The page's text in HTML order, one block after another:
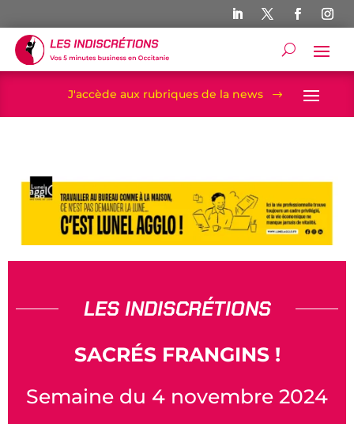
$
J'accède aux rubriques de la news
LES INDISCRÉTIONS
SACRÉS FRANGINS !
Semaine du 4 novembre 2024